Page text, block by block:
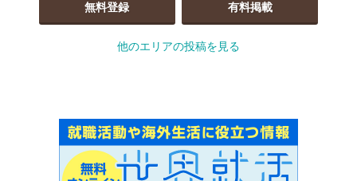
無料登録 有料掲載
他のエリアの投稿を見る